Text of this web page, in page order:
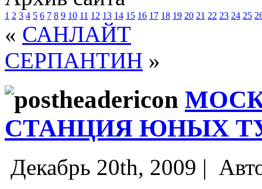
1 2 3 4 5 6 7 8 9 10 11 12 13 14 15 16 17 18 19 20 21 22 23 24 25
« САНЛАЙТ
СЕРПАНТИН »
СТАНЦИЯ ЮНЫХ
Декабрь 20th, 2009 |